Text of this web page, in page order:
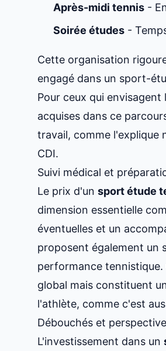
Après-midi tennis -
Soirée études -
Cette organisation
engagé dans un sport-
Pour ceux qui
acquises dans ce
travail, comme l'explique
CDI.
Suivi médical et
Le prix d'un sport étude
dimension essentielle
éventuelles et un
proposent également un
performance tennistique.
global mais constituent
l'athlète, comme c'est
Débouchés et
L'investissement dans un